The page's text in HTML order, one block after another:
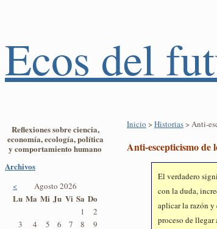
Ecos del
Reflexiones sobre ciencia,
economía, ecología, política
y comportamiento humano
Archivos
< Agosto 2026
Lu Ma Mi Ju Vi Sa Do
1
2
3
4 5 6 7 8
9
Inicio >Historias> Anti-
Anti-escepticismo de
El verdadero
con la duda,
aplicar la razón
proceso de